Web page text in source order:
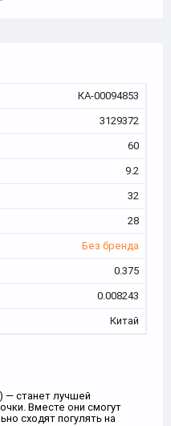
КА-00094853
3129372
60
9.2
32
28
Без бренда
0.375
0.008243
Китай
— станет лучшей
Вместе они смогут
сходят погулять на